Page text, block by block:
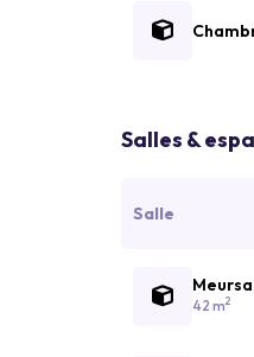
Salles &
Salle
42 m2